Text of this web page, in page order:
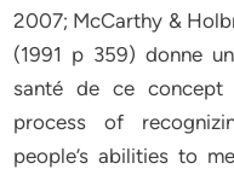
2007; McCarthy &
(1991 p 359) donne
santé de ce
process of
people’s abilities to